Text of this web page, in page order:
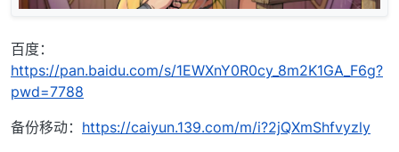
百度：
https://pan.baidu.com/s/1EWXnY0R0cy_8m2K1GA_F6g?
pwd=7788
备份移动： https://caiyun.139.com/m/i?2jQXmShfvyzly